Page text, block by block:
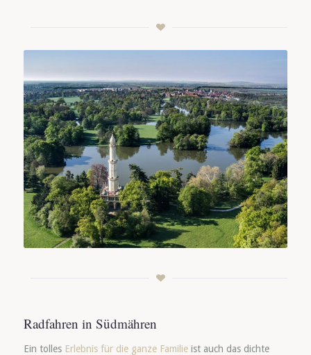
Radfahren in Südmähren
Ein tolles Erlebnis für die ganze Familieist auch das dichte